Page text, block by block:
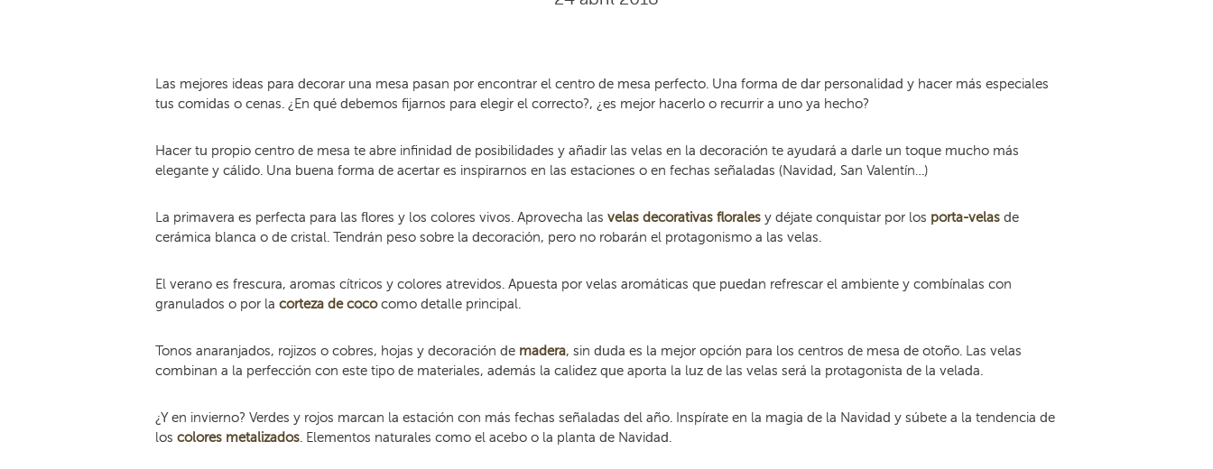
Las mejores ideas para decorar una mesa pasan por encontrar el centro de mesa perfecto. Una forma de dar personalidad y hacer más especiales
tus comidas o cenas. ¿En qué debemos fijarnos para elegir el correcto?, ¿es mejor hacerlo o recurrir a uno ya hecho?
Hacer tu propio centro de mesa te abre infinidad de posibilidades y añadir las velas en la decoración te ayudará a darle un toque mucho más
elegante y cálido. Una buena forma de acertar es inspirarnos en las estaciones o en fechas señaladas (Navidad, San Valentín…)
La primavera es perfecta para las flores y los colores vivos. Aprovecha las velas decorativas floralesy déjate conquistar por los porta-velasde
cerámica blanca o de cristal. Tendrán peso sobre la decoración, pero no robarán el protagonismo a las velas.
El verano es frescura, aromas cítricos y colores atrevidos. Apuesta por velas aromáticas que puedan refrescar el ambiente y combínalas con
granulados o por la corteza de cococomo detalle principal.
Tonos anaranjados, rojizos o cobres, hojas y decoración de madera, sin duda es la mejor opción para los centros de mesa de otoño. Las velas
combinan a la perfección con este tipo de materiales, además la calidez que aporta la luz de las velas será la protagonista de la velada.
¿Y en invierno? Verdes y rojos marcan la estación con más fechas señaladas del año. Inspírate en la magia de la Navidad y súbete a la tendencia de
los colores metalizados. Elementos naturales como el acebo o la planta de Navidad.